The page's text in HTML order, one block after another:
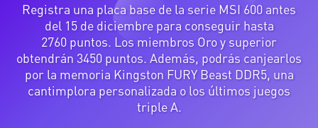
Registra una placa base de la serie MSI 600 antes
del 15 de diciembre para conseguir hasta
2760 puntos. Los miembros Oro y superior
obtendrán 3450 puntos. Además, podrás canjearlos
por la memoria Kingston FURY Beast DDR5, una
cantimplora personalizada o los últimos juegos
triple A.